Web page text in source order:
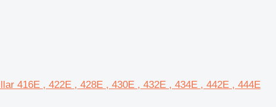
416E , 422E , 428E , 430E , 432E , 434E , 442E , 444E